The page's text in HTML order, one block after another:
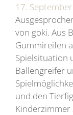
17.
von goki. Aus
Gummireifen
Spielsituation
Ballengreifer
und den